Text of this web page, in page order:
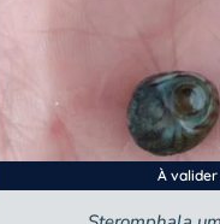
À valider